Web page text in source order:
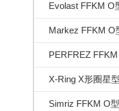
Evolast FFKM O
Markez FFKM O
PERFREZ
X-Ring X形圈星
Simriz FFKM O